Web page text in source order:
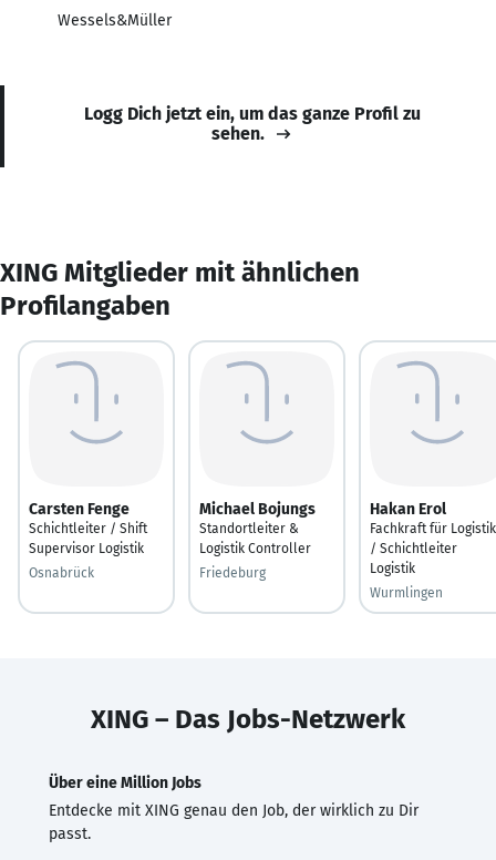
Wessels&Müller
Logg Dich jetzt ein, um das ganze Profil zu
sehen.
XING Mitglieder mit ähnlichen
Profilangaben
Carsten Fenge
Schichtleiter / Shift
Supervisor Logistik
Osnabrück
Michael Bojungs
Standortleiter &
Logistik Controller
Friedeburg
Hakan Erol
Fachkraft für Logistik
/ Schichtleiter
Logistik
Wurmlingen
XING – Das Jobs-Netzwerk
Über eine Million Jobs
Entdecke mit XING genau den Job, der wirklich zu Dir
passt.